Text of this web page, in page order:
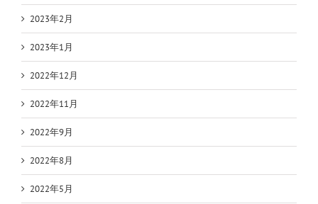
2023年2月
2023年1月
2022年12月
2022年11月
2022年9月
2022年8月
2022年5月